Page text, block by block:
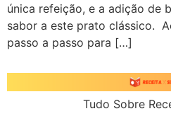
única refeição, e a adição de
sabor a este prato clássico.
passo a passo para […]
Tudo Sobre